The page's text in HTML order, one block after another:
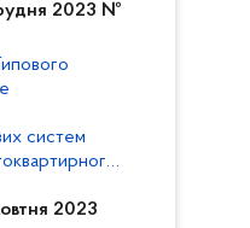
2023 №
систем
систем
2023